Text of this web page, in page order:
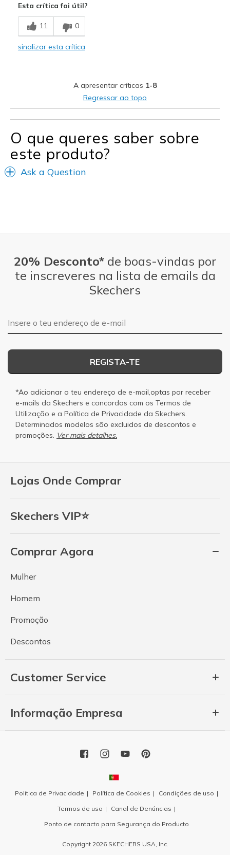
Breathe Well
Comfortable
Going Out
Width
Feels true to width
Sizing
Esta crítica foi útil?
11 0
sinalizar esta crítica
A apresentar críticas 1-8
Regressar ao topo
O que queres saber sobre
este produto?
Ask a Question
Lojas Onde Comprar
Skechers VIP⭐
Comprar Agora
Mulher
Homem
Promoção
Descontos
Customer Service
Informação Empresa
20% Desconto*de boas-vindas por
te inscreveres na lista de emails da
Skechers
Endereço de e-mail
REGISTA-TE
*Ao adicionar o teu endereço de e-mail,optas por receber
e-mails da Skechers e concordas com os Termos de
Utilização e a Política de Privacidade da Skechers.
Determinados modelos são excluidos de descontos e
promoções. Ver mais detalhes.
Política de Privacidade Política de Cookies
Condições de uso
Termos de uso
Canal de Denúncias
Ponto de contacto para Segurança do Producto
Copyright 2026 SKECHERS USA, Inc.